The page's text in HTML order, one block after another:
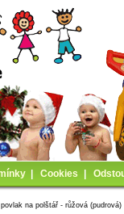
Cookies
na polštář - růžová (pudrová)